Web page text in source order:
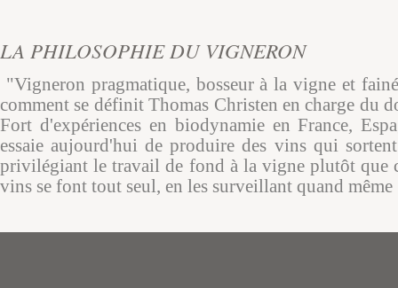
LA PHILOSOPHIE DU VIGNERON
"Vigneron pragmatique, bosseur à la vigne et
comment se définit Thomas Christen en charge du
Fort d'expériences en biodynamie en France,
essaie aujourd'hui de produire des vins qui
privilégiant le travail de fond à la vigne plutôt que
vins se font tout seul, en les surveillant quand